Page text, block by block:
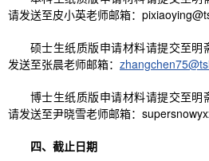
请发送至皮小英老师邮箱：
硕士生纸质版申请材料请提交至
发送至张晨老师邮箱：
博士生纸质版申请材料请提交至明
请发送至尹晓雪老师邮箱：
四、截止日期